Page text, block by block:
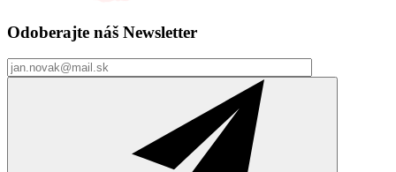
Odoberajte náš Newsletter